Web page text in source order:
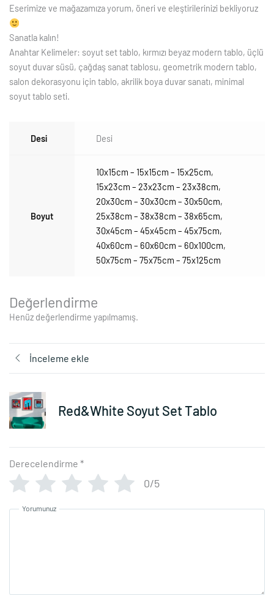
Eserimize ve mağazamıza yorum, öneri ve eleştirilerinizi bekliyoruz
Sanatla kalın!
Anahtar Kelimeler: soyut set tablo, kırmızı beyaz modern tablo, üçlü
soyut duvar süsü, çağdaş sanat tablosu, geometrik modern tablo,
salon dekorasyonu için tablo, akrilik boya duvar sanatı, minimal
soyut tablo seti.
Desi Desi
Boyut
10x15cm – 15x15cm – 15x25cm,
15x23cm – 23x23cm – 23x38cm,
20x30cm – 30x30cm – 30x50cm,
25x38cm – 38x38cm – 38x65cm,
30x45cm – 45x45cm – 45x75cm,
40x60cm – 60x60cm – 60x100cm,
50x75cm – 75x75cm – 75x125cm
Değerlendirme
Henüz değerlendirme yapılmamış.
İnceleme ekle
Red&White Soyut Set Tablo
Derecelendirme *
0/5
Yorumunuz